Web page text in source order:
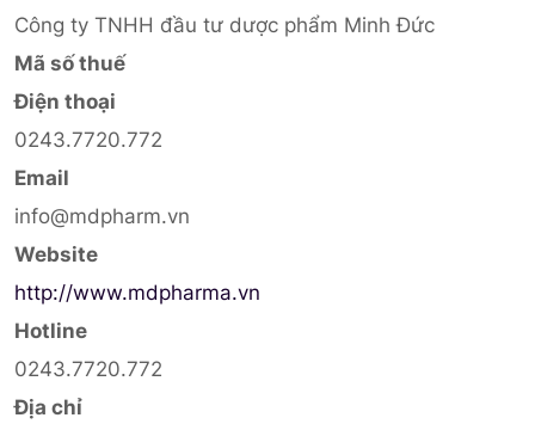
Công ty TNHH đầu tư dược phẩm Minh Đức
Mã số thuế
Điện thoại
0243.7720.772
Email
info@mdpharm.vn
Website
http://www.mdpharma.vn
Hotline
0243.7720.772
Địa chỉ